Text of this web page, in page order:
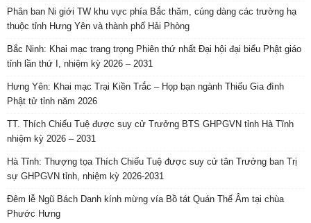
Phân ban Ni giới TW khu vực phía Bắc thăm, cúng dàng các trường hạ
thuộc tỉnh Hưng Yên và thành phố Hải Phòng
Bắc Ninh: Khai mạc trang trọng Phiên thứ nhất Đại hội đại biểu Phật giáo
tỉnh lần thứ I, nhiệm kỳ 2026 – 2031
Hưng Yên: Khai mạc Trại Kiền Trắc – Họp bạn ngành Thiếu Gia đình
Phật tử tỉnh năm 2026
TT. Thích Chiếu Tuệ được suy cử Trưởng BTS GHPGVN tỉnh Hà Tĩnh
nhiệm kỳ 2026 – 2031
Hà Tĩnh: Thượng tọa Thích Chiếu Tuệ được suy cử tân Trưởng ban Trị
sự GHPGVN tỉnh, nhiệm kỳ 2026-2031
Đêm lễ Ngũ Bách Danh kính mừng vía Bồ tát Quán Thế Âm tại chùa
Phước Hưng